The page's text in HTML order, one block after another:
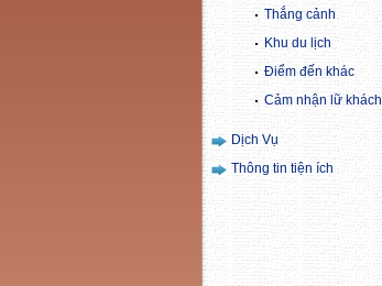
Thắng cảnh
Khu du lịch
Điểm đến khác
Cảm nhận lữ khách
Dịch Vụ
Thông tin tiện ích